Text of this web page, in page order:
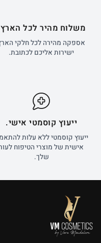
משלוח מהיר לכל
אספקה מהירה לכל חלקי
ישירות אליכם לכתובת.
ייעוץ קוסמטי אישי.
ייעוץ קוסמטי ללא עלות
אישית של מוצרי הטיפוח
שלך.